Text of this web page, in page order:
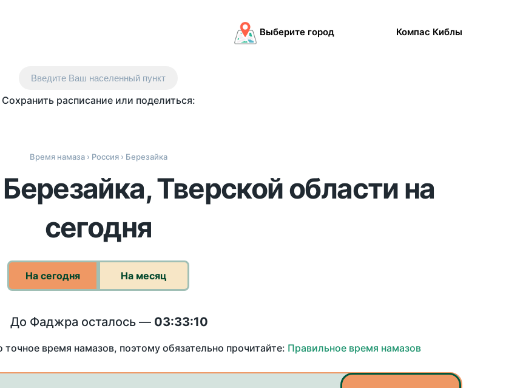
Выберите город Компас Киблы
Введите Ваш населенный пункт
Сохранить расписание или поделиться:
Время намаза› Россия› Березайка
Тверской области на
сегодня
На сегодня На месяц
До Фаджра осталось — 03:33:10
время намазов, поэтому обязательно прочитайте: Правильное время намазов